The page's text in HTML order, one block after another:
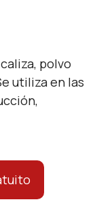
polvo
utiliza en las